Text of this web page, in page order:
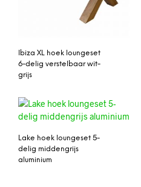
Ibiza XL hoek loungeset
6-delig verstelbaar wit-
grijs
Lake hoek loungeset 5-
delig middengrijs
aluminium